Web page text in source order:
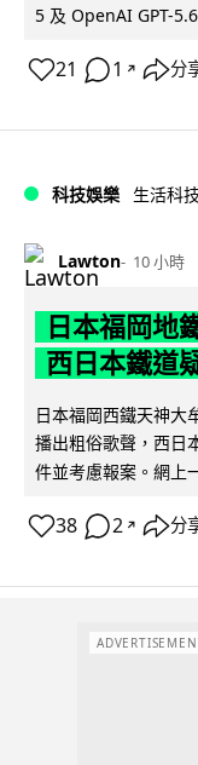
5 及 OpenAI GPT-
21 1 ↗ 分
科技娛樂 生活科技
Lawton 10 小時
日本福岡地
西日本鐵道
日本福岡西鐵天神大
播出粗俗歌聲，西日
件並考慮報案。網上
38 2 ↗ 分